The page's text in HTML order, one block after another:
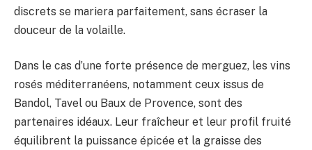
discrets se mariera parfaitement, sans écraser la
douceur de la volaille.
Dans le cas d’une forte présence de merguez, les vins
rosés méditerranéens, notamment ceux issus de
Bandol, Tavel ou Baux de Provence, sont des
partenaires idéaux. Leur fraîcheur et leur profil fruité
équilibrent la puissance épicée et la graisse des